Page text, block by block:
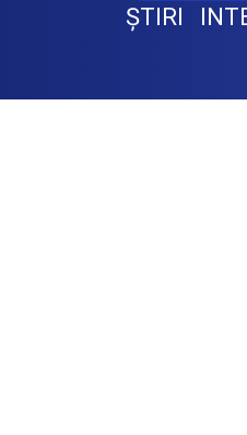
ŞTIRI